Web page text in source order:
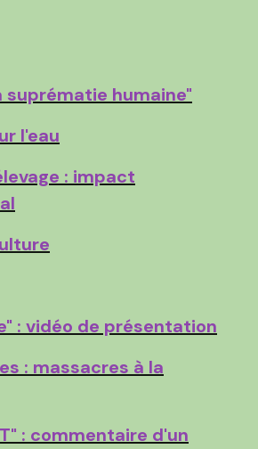
suprématie humaine"
l'eau
: impact
: vidéo de présentation
: massacres à la
: commentaire d'un